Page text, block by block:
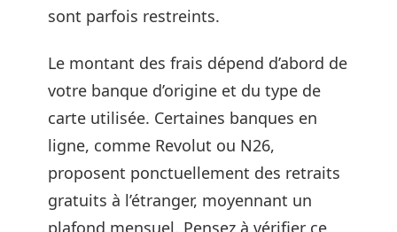
sont parfois restreints.
Le montant des frais dépend d’abord de
votre banque d’origine et du type de
carte utilisée. Certaines banques en
ligne, comme Revolut ou N26,
proposent ponctuellement des retraits
gratuits à l’étranger, moyennant un
plafond mensuel. Pensez à vérifier ce